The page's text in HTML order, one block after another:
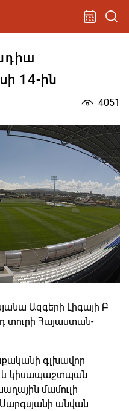
14-ին
4051
Ազգերի Լիգայի Բ
տուրի Հայաստան-
գլխավոր
և կիսապաշտպան
մամուլի
անվան